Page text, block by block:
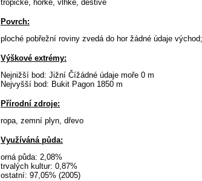
tropické, horké, vlhké, deštivé
Povrch:
ploché pobřežní roviny zvedá do hor žádné údaje
Výškové extrémy:
Nejnižší bod: Jižní Čížádné údaje moře 0 m
Nejvyšší bod: Bukit Pagon 1850 m
Přírodní zdroje:
ropa, zemní plyn, dřevo
Využíváná půda:
orná půda: 2,08%
trvalých kultur: 0,87%
ostatní: 97,05% (2005)